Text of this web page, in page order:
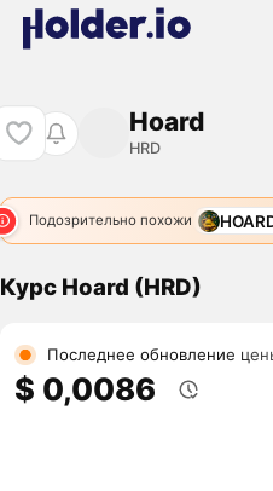
Hoard
HRD
Подозрительно похожи
Курс Hoard (HRD)
Последнее обновление
$ 0,0086